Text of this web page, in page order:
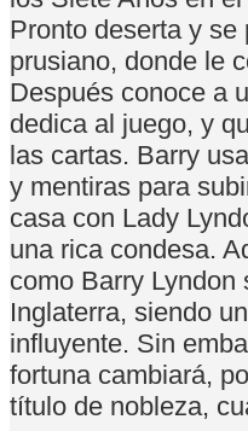
Pronto deserta y se
prusiano, donde le
Después conoce a
dedica al juego, y
las cartas. Barry
y mentiras para
casa con Lady
una rica condesa.
como Barry Lyndon
Inglaterra, siendo
influyente. Sin
fortuna cambiará,
título de nobleza,